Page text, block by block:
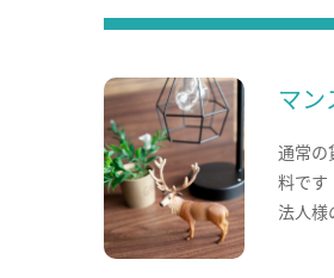
マン
通常の
料です
法人様